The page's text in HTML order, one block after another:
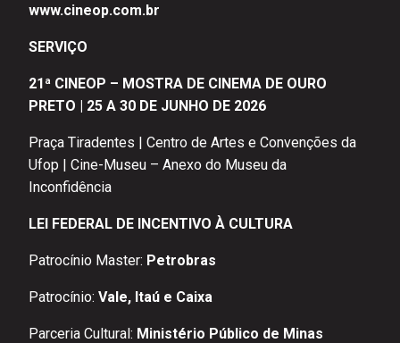
www.cineop.com.br
SERVIÇO
21ª CINEOP – MOSTRA DE CINEMA DE OURO
PRETO | 25 A 30 DE JUNHO DE 2026
Praça Tiradentes | Centro de Artes e Convenções da
Ufop | Cine-Museu – Anexo do Museu da
Inconfidência
LEI FEDERAL DE INCENTIVO À CULTURA
Patrocínio Master: Petrobras
Patrocínio: Vale, Itaú e Caixa
Parceria Cultural: Ministério Público de Minas